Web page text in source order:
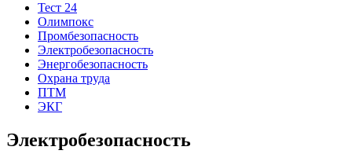
Тест 24
Олимпокс
Промбезопасность
Электробезопасность
Энергобезопасность
Охрана труда
ПТМ
ЭКГ
Электробезопасность